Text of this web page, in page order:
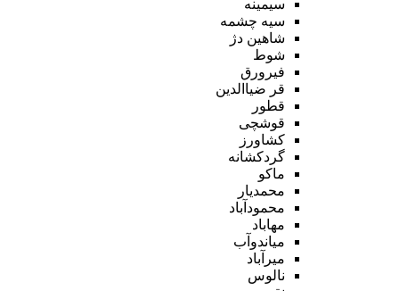
سیمینه
سیه چشمه
شاهین دژ
شوط
فیرورق
قر ضیاالدین
قطور
قوشچی
کشاورز
گردکشانه
ماکو
محمدیار
محمودآباد
مهاباد
میاندوآب
میرآباد
نالوس